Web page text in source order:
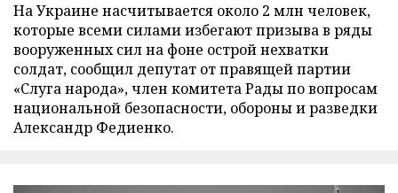
На Украине насчитывается около 2 млн человек,
которые всеми силами избегают призыва в ряды
вооруженных сил на фоне острой нехватки
солдат, сообщил депутат от правящей партии
«Слуга народа», член комитета Рады по вопросам
национальной безопасности, обороны и разведки
Александр Федиенко.